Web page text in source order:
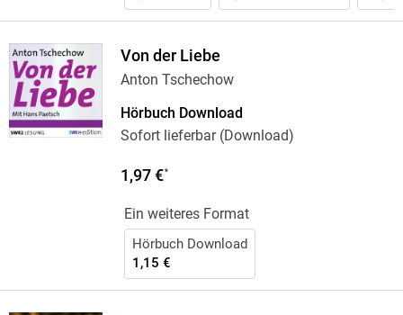
Von der Liebe
Anton Tschechow
Hörbuch Download
Sofort lieferbar (Download)
1,97 €*
Ein weiteres Format
Hörbuch Download
1,15 €